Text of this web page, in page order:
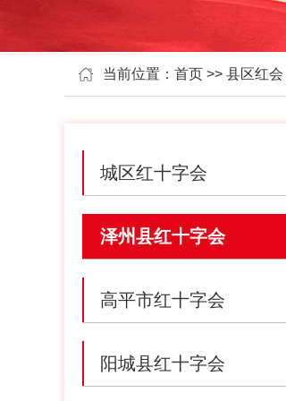
当前位置： 首页 >> 县区红会
城区红十字会
泽州县红十字会
高平市红十字会
阳城县红十字会